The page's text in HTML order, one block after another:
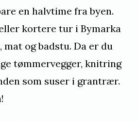
en halvtime fra byen.
kortere tur i Bymarka
og badstu. Da er du
tømmervegger, knitring
som suser i grantrær.